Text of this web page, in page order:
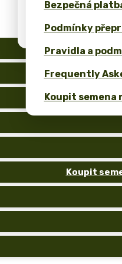
(ROI)
Bezpečná
Podmínky
Pravidla a
Frequently
Koupit semena
Koupit